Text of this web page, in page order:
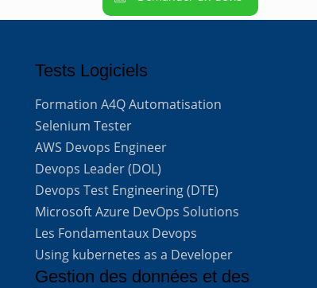
Tests Logiciels
Formation A4Q Automatisation
Selenium Tester
AWS Devops Engineer
Devops Leader (DOL)
Devops Test Engineering (DTE)
Microsoft Azure DevOps Solutions
Les Fondamentaux Devops
Using kubernetes as a Developer
Gestion des données et des